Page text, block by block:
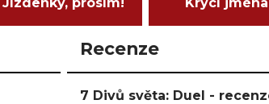
Recenze
7 Divů světa: Duel -